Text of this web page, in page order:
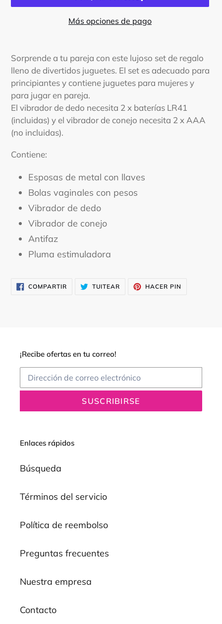
Más opciones de pago
el
producto
a
tu
carrito
Sorprende a tu pareja con este lujoso set de regalo
lleno de divertidos juguetes. El set es adecuado para
principiantes y contiene juguetes para mujeres y
para jugar en pareja.
El vibrador de dedo necesita 2 x baterías LR41
(incluidas) y el vibrador de conejo necesita 2 x AAA
(no incluidas).
Contiene:
Esposas de metal con llaves
Bolas vaginales con pesos
Vibrador de dedo
Vibrador de conejo
Antifaz
Pluma estimuladora
COMPARTIRCOMPARTIR
EN
TUITEAR TUITEARHACER PIN
¡Recibe ofertas en tu correo!
SUSCRIBIRSE
Enlaces rápidos
Búsqueda
Términos del servicio
Política de reembolso
Preguntas frecuentes
Nuestra empresa
Contacto